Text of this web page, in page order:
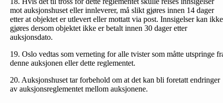
mot auksjonshuset eller innleverer, må slikt gjøres innen 14 dager
etter at objektet er utlevert eller mottatt via post. Innsigelser kan ikke
gjøres dersom objektet ikke er betalt innen 30 dager etter
auksjonsdato.
19. Oslo vedtas som verneting for alle tvister som måtte utspringe
denne auksjonen eller dette reglementet.
20. Auksjonshuset tar forbehold om at det kan bli foretatt endringer
av auksjonsreglementet mellom auksjonene.